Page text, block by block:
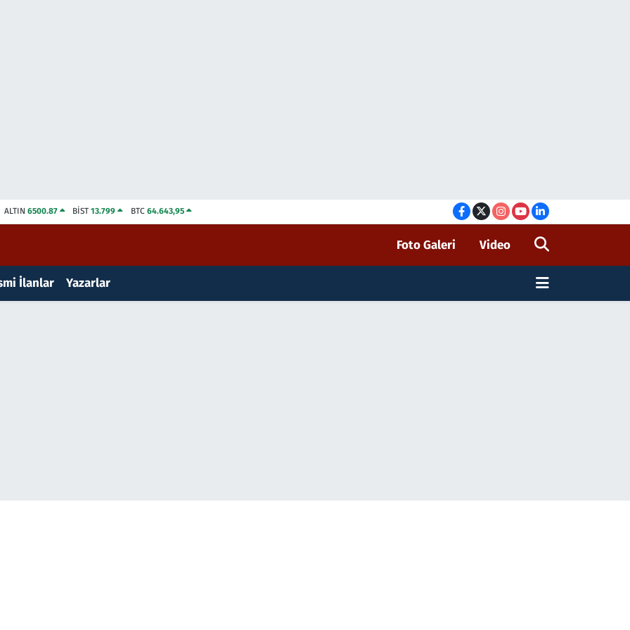
ALTIN 6500.87 BİST13.799 BTC 64.643,95
Foto Galeri Video
İlanlar Yazarlar